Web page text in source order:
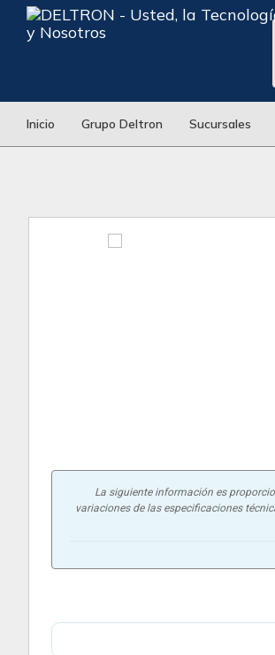
Inicio Grupo Deltron Sucursales
La siguiente información es
variaciones de las especificaciones